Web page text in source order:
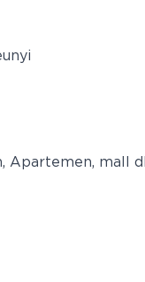
Apartemen, mall dll